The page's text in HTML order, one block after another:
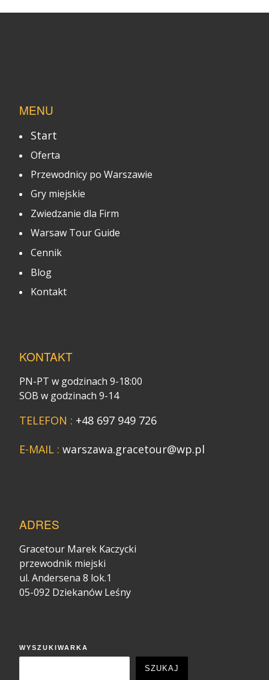
MENU
Start
Oferta
Przewodnicy po Warszawie
Gry miejskie
Zwiedzanie dla Firm
Warsaw Tour Guide
Cennik
Blog
Kontakt
KONTAKT
PN-PT w godzinach 9-18:00
SOB w godzinach 9-14
TELEFON : +48 697 949 726
E-MAIL : warszawa.gracetour@wp.pl
ADRES
Gracetour Marek Kaczycki
przewodnik miejski
ul. Andersena 8 lok.1
05-092 Dziekanów Leśny
WYSZUKIWARKA
SZUKAJ